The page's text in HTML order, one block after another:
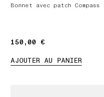
Bonnet avec patch Compass
150,00 €
150,00 €
AJOUTER AU PANIER